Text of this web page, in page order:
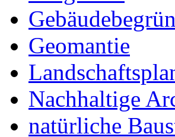
Geomantie
Nachhaltige
natürliche